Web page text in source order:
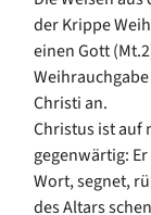
der Krippe
einen Gott
Christi an.
Christus ist auf
gegenwärtig:
Wort, segnet,
des Altars